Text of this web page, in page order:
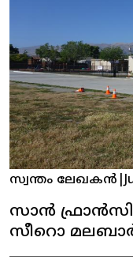
സ്വന്തം ലേഖകൻ |
സാൻ
സീറൊ മലബാർ
പെരുന്നാൾ